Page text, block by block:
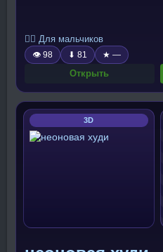
🧍‍♂️ Для мальчиков
👁 98 ⬇ 81 ★ —
Открыть
3D